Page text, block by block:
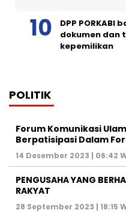
DPP
dokumen dan
kepemilikan
POLITIK
Forum Komunikasi
Berpatisipasi Dalam
14 Desember 2023 | 06:42
PENGUSAHA YANG
RAKYAT
28 September 2023 | 18:15